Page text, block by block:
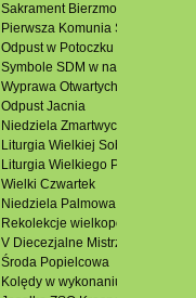
Sakrament Bierzmowania i
Pierwsza Komunia Święta
Odpust w Potoczku
Symbole SDM w naszej parafii
Wyprawa Otwartych Oczu
Odpust Jacnia
Niedziela Zmartwychwstania
Liturgia Wielkiej Soboty
Liturgia Wielkiego Piątku
Wielki Czwartek
Niedziela Palmowa
Rekolekcje wielkopostne
V Diecezjalne Mistrzostwa w
Środa Popielcowa
Kolędy w wykonaniu zespołu